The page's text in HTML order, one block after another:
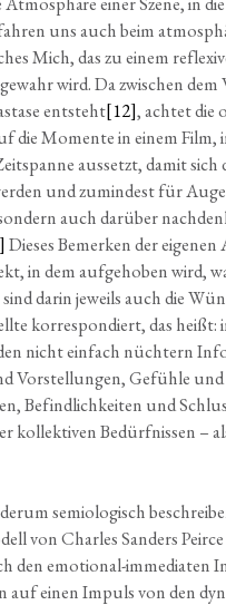
uns auch beim
Mich, das zu einem
wird. Da zwi­schen
ent­steht[12], ach­tet die
die Momen­te in einem Film,
aus­setzt, damit sich
und zumin­dest für
auch dar­über
Die­ses Bemer­ken der
in dem auf­ge­ho­ben wird,
dar­in jeweils auch die
kor­re­spon­diert, das
nicht ein­fach nüch­tern
Vor­stel­lun­gen, Gefüh­le und
Befind­lich­kei­ten und
kol­lek­ti­ven Bedürf­nis­sen –
semio­lo­gisch
von Charles San­ders
den emo­tio­nal-imme­dia­ten
einen Impuls von den